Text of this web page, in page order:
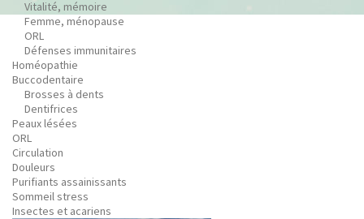
Vitalité, mémoire
Femme, ménopause
ORL
Défenses immunitaires
Homéopathie
Buccodentaire
Brosses à dents
Dentifrices
Peaux lésées
ORL
Circulation
Douleurs
Purifiants assainissants
Sommeil stress
Insectes et acariens